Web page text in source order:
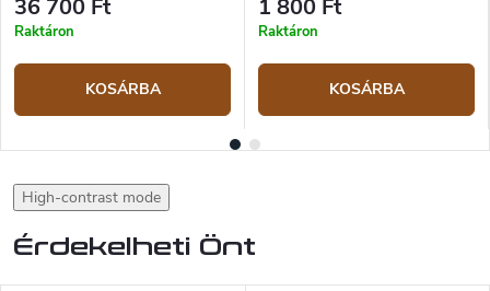
36 700 Ft
Raktáron
KOSÁRBA
1 800 Ft
Raktáron
KOSÁRBA
High-contrast mode
Érdekelheti Önt